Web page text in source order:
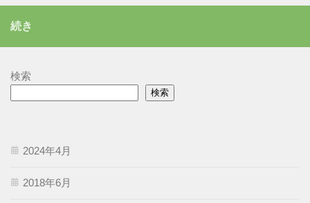
ー
続き
検索
検索
2024年4月
2018年6月